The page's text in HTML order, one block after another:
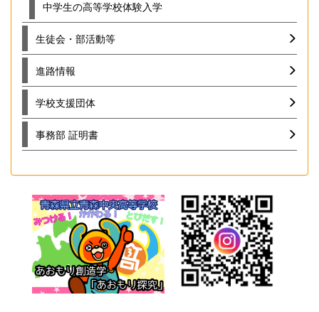
中学生の高等学校体験入学
生徒会・部活動等
進路情報
学校支援団体
事務部 証明書